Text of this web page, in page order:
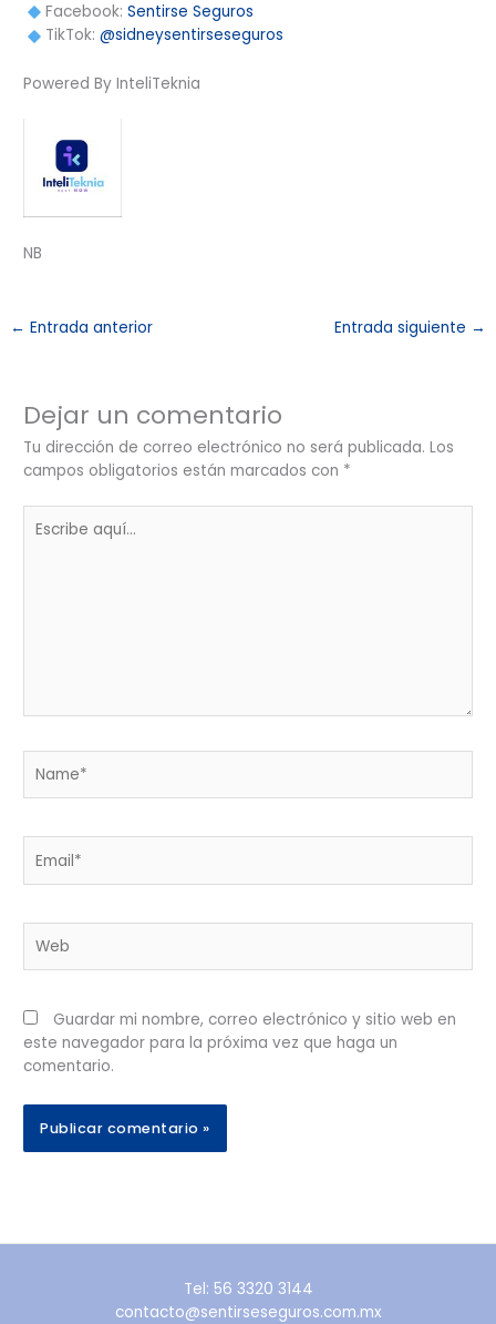
Facebook:Sentirse Seguros
TikTok:@sidneysentirseseguros
Powered By InteliTeknia
NB
← Entrada anterior Entrada siguiente →
Dejar un comentario
Tu dirección de correo electrónico no será publicada. Los
campos obligatorios están marcados con *
aquí...
Guardar mi nombre, correo electrónico y sitio web en
este navegador para la próxima vez que haga un
comentario.
Tel: 56 3320 3144
contacto@sentirseseguros.com.mx